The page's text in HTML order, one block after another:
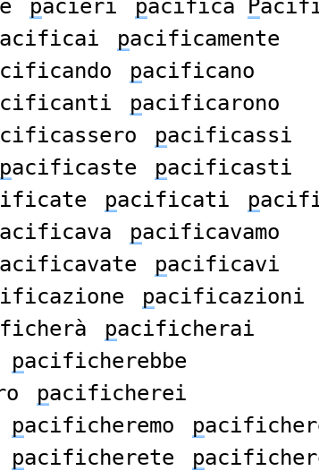
pacieri pacifica P
acificai pacificamente
pacificano
pacificarono
pacificassi
pacificaste pacificasti
pacificati p
acificava pacificavamo
acificavate pacificavi
pacificazioni
pacificherai
pacificherebbe
pacificherei
pacificheremo p
pacificherete p